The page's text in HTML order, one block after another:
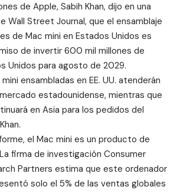
de Apple, Sabih Khan, dijo en una
Wall Street Journal, que el ensamblaje
de Mac mini en Estados Unidos es
de invertir 600 mil millones de
Unidos para agosto de 2029.
ensambladas en EE. UU. atenderán
estadounidense, mientras que
en Asia para los pedidos del
el Mac mini es un producto de
firma de investigación Consumer
Partners estima que este ordenador
solo el 5% de las ventas globales